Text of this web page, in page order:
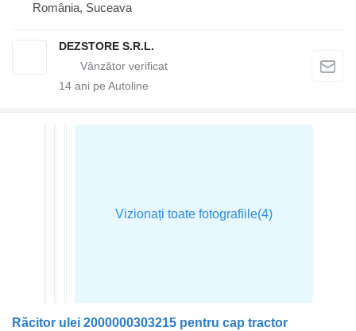
România, Suceava
DEZSTORE S.R.L.
14 ani pe Autoline
Răcitor ulei 2000000303215 pentru cap tractor